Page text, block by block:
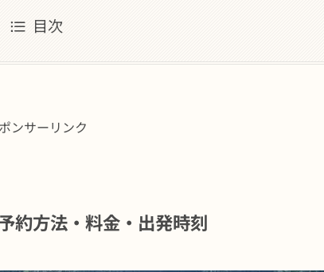
目次
ンサーリンク
約方法・料金・出発時刻